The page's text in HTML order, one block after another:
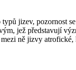
jizev, pozornost
jež představují
ně jizvy